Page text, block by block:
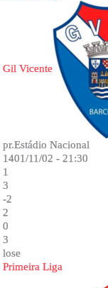
Gil Vicente
pr.Estádio Nacional
1401/11/02 - 21:30
1
3
-2
2
0
3
lose
Primeira Liga